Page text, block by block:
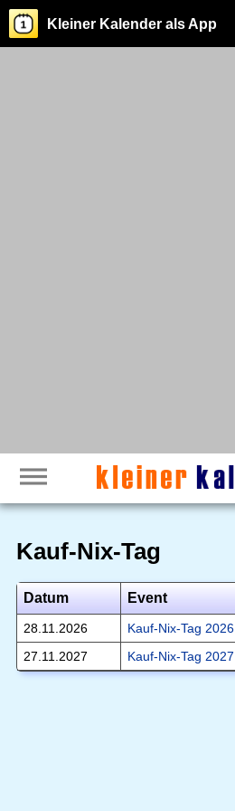
Kleiner Kalender als App
Kauf-Nix-Tag
Datum Event
28.11.2026
Kauf-Nix-Tag 2026
27.11.2027
Kauf-Nix-Tag 2027